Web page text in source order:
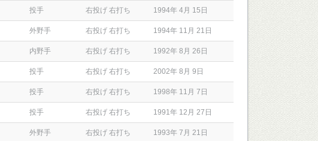
投手 右投げ 右打ち 1994年 4月 15日
外野手 右投げ 右打ち 1994年 11月 21日
内野手 右投げ 右打ち 1992年 8月 26日
投手 右投げ 右打ち 2002年 8月 9日
投手 右投げ 右打ち 1998年 11月 7日
投手 右投げ 右打ち 1991年 12月 27日
外野手 右投げ 右打ち 1993年 7月 21日